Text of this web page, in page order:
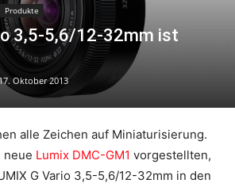
Produkte
3,5-5,6/12-32mm ist
Oktober 2013
alle Zeichen auf Miniaturisierung.
neue Lumix DMC-GM1 vorgestellten,
G Vario 3,5-5,6/12-32mm in den